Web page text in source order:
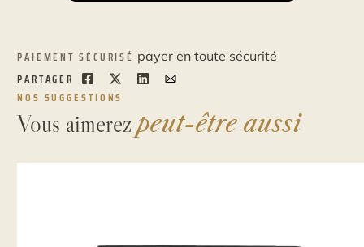
PAIEMENT SÉCURISÉ payer en toute sécurité
PARTAGER
NOS SUGGESTIONS
Vous aimerezpeut-être aussi